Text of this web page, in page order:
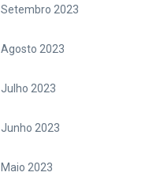
Setembro 2023
Agosto 2023
Julho 2023
Junho 2023
Maio 2023